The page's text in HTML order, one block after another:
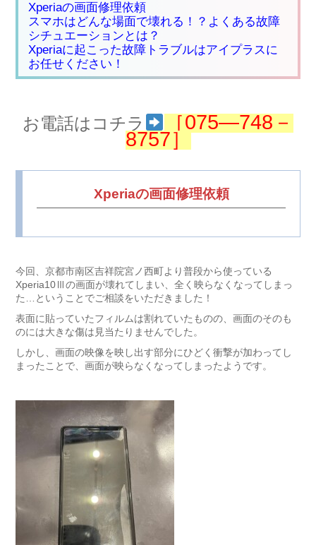
Xperiaの画面修理依頼
スマホはどんな場面で壊れる！？よくある故障
シチュエーションとは？
Xperiaに起こった故障トラブルはアイプラスに
お任せください！
お電話はコチラ ［075―748－
8757］
Xperiaの画面修理依頼
今回、京都市南区吉祥院宮ノ西町より普段から使っている
Xperia10Ⅲの画面が壊れてしまい、全く映らなくなってしまっ
た…ということでご相談をいただきました！
表面に貼っていたフィルムは割れていたものの、画面のそのも
のには大きな傷は見当たりませんでした。
しかし、画面の映像を映し出す部分にひどく衝撃が加わってし
まったことで、画面が映らなくなってしまったようです。